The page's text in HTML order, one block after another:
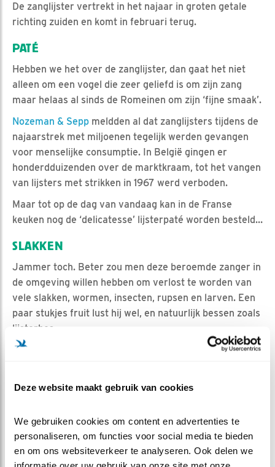
Deze website maakt gebruik van cookies
We gebruiken cookies om content en advertenties te
personaliseren, om functies voor social media te bieden
en om ons websiteverkeer te analyseren. Ook delen we
De zanglijster vertrekt in het najaar in groten getale
richting zuiden en komt in februari terug.
PATÉ
Hebben we het over de zanglijster, dan gaat het niet
alleen om een vogel die zeer geliefd is om zijn zang
maar helaas al sinds de Romeinen om zijn ‘fijne smaak’.
Nozeman & Sepp meldden al dat zanglijsters tijdens de
najaarstrek met miljoenen tegelijk werden gevangen
voor menselijke consumptie. In België gingen er
honderdduizenden over de marktkraam, tot het vangen
van lijsters met strikken in 1967 werd verboden.
Maar tot op de dag van vandaag kan in de Franse
keuken nog de ‘delicatesse’ lijsterpaté worden besteld…
SLAKKEN
Jammer toch. Beter zou men deze beroemde zanger in
de omgeving willen hebben om verlost te worden van
vele slakken, wormen, insecten, rupsen en larven. Een
paar stukjes fruit lust hij wel, en natuurlijk bessen zoals
lijsterbes.
En maretak, “mistletoe” in het Engels, vandaar aldaar